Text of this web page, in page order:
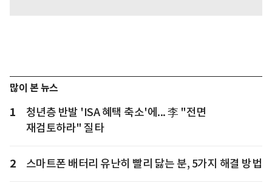
많이 본 뉴스
1
청년층 반발 'ISA 혜택 축소'에... 李 "전면
재검토하라" 질타
2 스마트폰 배터리 유난히 빨리 닳는 분, 5가지 해결 방법